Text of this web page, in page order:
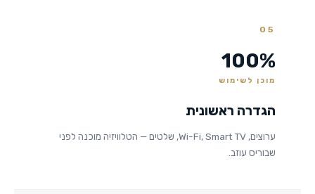
05
100%
מוכן לשימוש
הגדרה ראשונית
ערוצים, Wi-Fi, Smart TV, שלטים — הטלוויזיה מוכנה לפני
שבוריס עוזב.